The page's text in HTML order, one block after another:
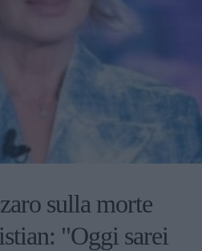
sulla morte
"Oggi sarei